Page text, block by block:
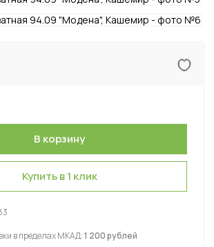
Купить в 1 клик
в пределах МКАД:1 200 рублей